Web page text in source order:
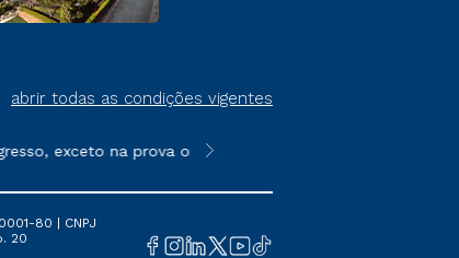
abrir todas as condições vigentes
exceto na prova on-line ou agendada, que ofertam
**Semipresencial é um formato do
80 | CNPJ
20